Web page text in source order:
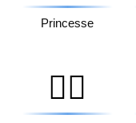
Princesse
👳‍♀️